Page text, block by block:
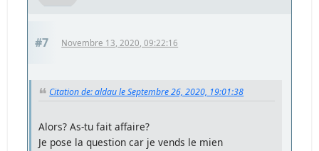
#7 Novembre 13, 2020, 09:22:16
Citation de: aldau le Septembre 26, 2020, 19:01:38
Alors? As-tu fait affaire?
Je pose la question car je vends le mien